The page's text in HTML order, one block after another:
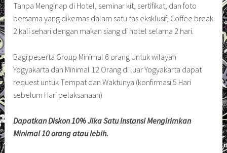
Tanpa Menginap di Hotel, seminar kit, sertifikat, dan foto
bersama yang dikemas dalam satu tas eksklusif, Coffee break
2 kali sehari dengan makan siang di hotel selama 2 hari.
Bagi peserta Group Minimal 6 orang Untuk wilayah
Yogyakarta dan Minimal 12 Orang di luar Yogyakarta dapat
request untuk Tempat dan Waktunya (konfirmasi 5 Hari
sebelum Hari pelaksanaan)
Dapatkan Diskon 10% Jika Satu Instansi Mengirimkan
Minimal 10 orang atau lebih.